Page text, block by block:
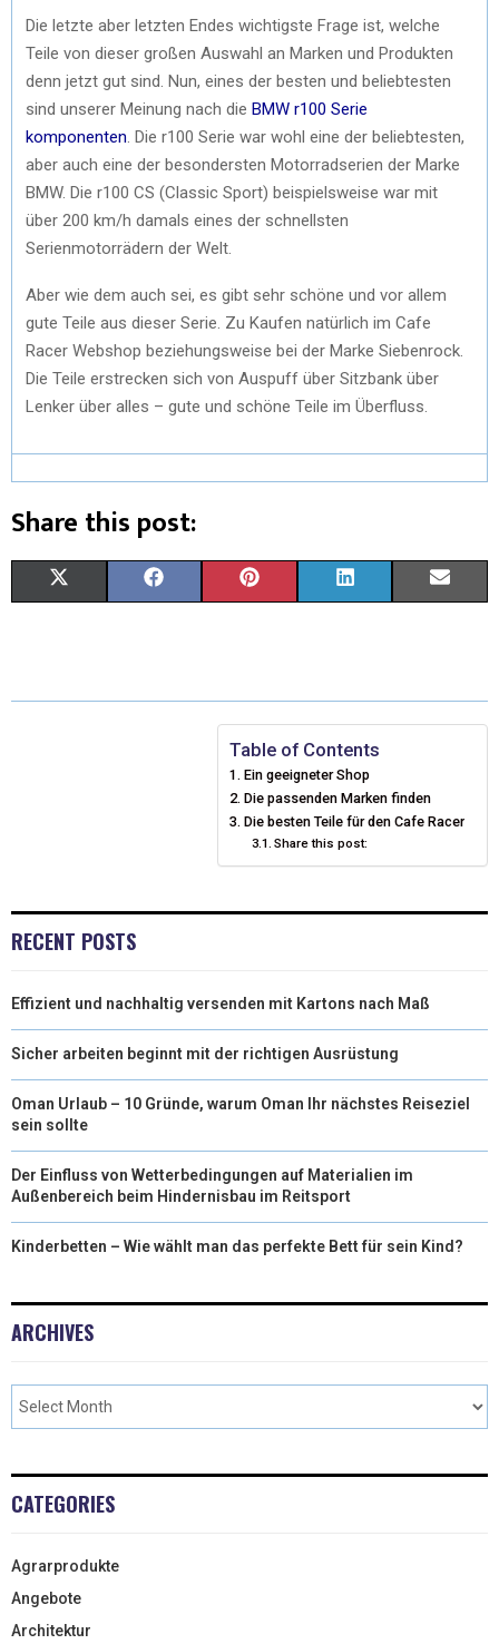
Die letzte aber letzten Endes wichtigste Frage ist, welche
Teile von dieser großen Auswahl an Marken und Produkten
denn jetzt gut sind. Nun, eines der besten und beliebtesten
sind unserer Meinung nach die BMW r100 Serie
komponenten . Die r100 Serie war wohl eine der beliebtesten,
aber auch eine der besondersten Motorradserien der Marke
BMW. Die r100 CS (Classic Sport) beispielsweise war mit
über 200 km/h damals eines der schnellsten
Serienmotorrädern der Welt.
Aber wie dem auch sei, es gibt sehr schöne und vor allem
gute Teile aus dieser Serie. Zu Kaufen natürlich im Cafe
Racer Webshop beziehungsweise bei der Marke Siebenrock.
Die Teile erstrecken sich von Auspuff über Sitzbank über
Lenker über alles – gute und schöne Teile im Überfluss.
Share this post:
W E T
R
E
S
K
E
D
I
N
I
Table of Contents
Ein geeigneter Shop
Die passenden Marken finden
Die besten Teile für den Cafe Racer
Share this post:
RECENT POSTS
Effizient und nachhaltig versenden mit Kartons nach Maß
Sicher arbeiten beginnt mit der richtigen Ausrüstung
Oman Urlaub – 10 Gründe, warum Oman Ihr nächstes Reiseziel
sein sollte
Der Einfluss von Wetterbedingungen auf Materialien im
Außenbereich beim Hindernisbau im Reitsport
Kinderbetten – Wie wählt man das perfekte Bett für sein Kind?
ARCHIVES
CATEGORIES
Agrarprodukte
Angebote
Architektur